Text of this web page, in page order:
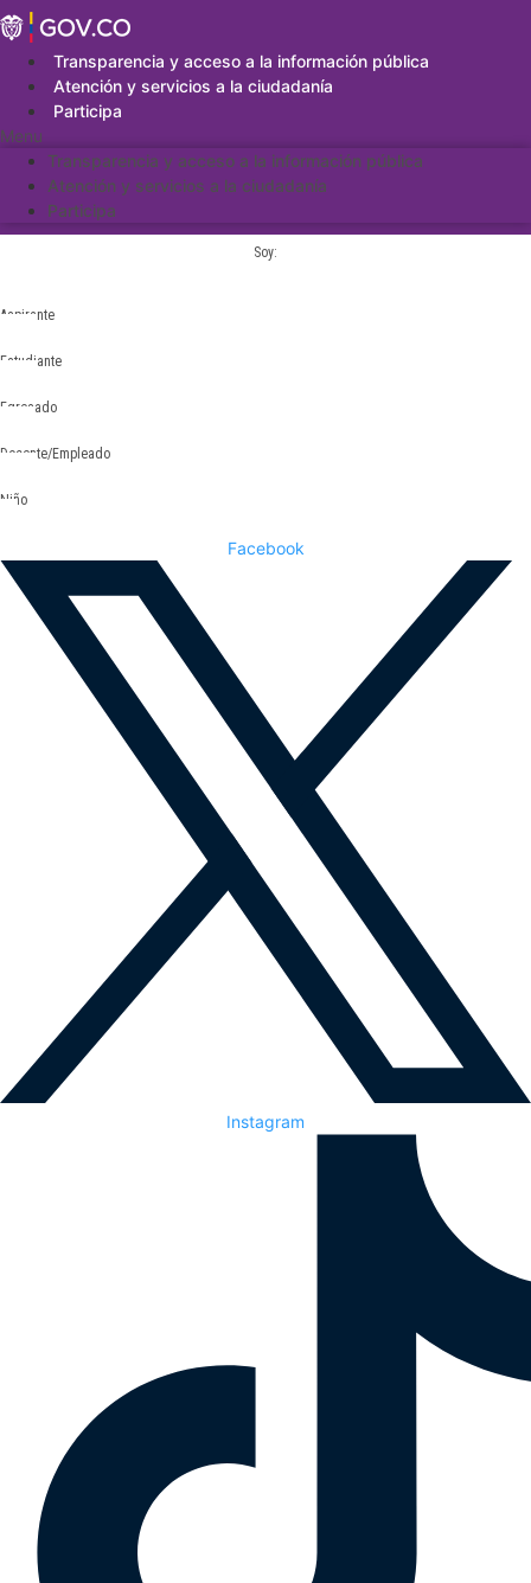
Saltar
al
contenidoTransparencia y acceso a la información pública
Atención y servicios a la ciudadanía
Participa
Menu
Transparencia y acceso a la información pública
Atención y servicios a la ciudadanía
Participa
Soy:
Aspirante
Estudiante
Egresado
Docente/Empleado
Niño
Facebook
Instagram